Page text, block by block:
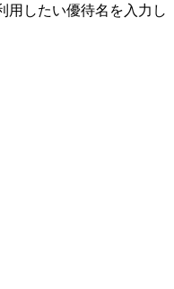
用したい優待名を入力し